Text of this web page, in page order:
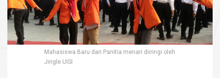
Mahasiswa Baru dan Panitia menari diiringi oleh
Jingle UISI